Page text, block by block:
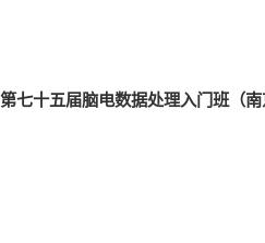
第七十五届脑电数据处理入门班（南